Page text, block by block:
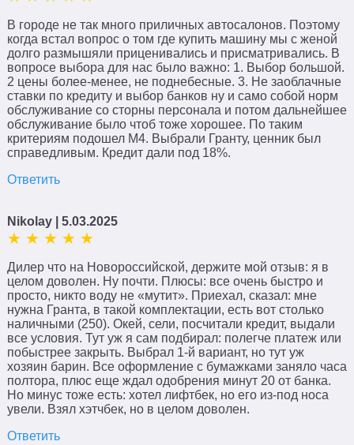
В городе не так много приличных автосалонов. Поэтому
когда встал вопрос о том где купить машину мы с женой
долго размышяли приценивались и присматривались. В
вопросе выбора для нас было важно: 1. Выбор большой.
2 цены более-менее, не поднебесные. 3. Не заоблачные
ставки по кредиту и выбор банков ну и само собой норм
обслуживание со сторны персонала и потом дальнейшее
обслуживание было чтоб тоже хорошее. По таким
критериям подошел М4. Выбрали Гранту, ценник был
справедливым. Кредит дали под 18%.
Ответить
Nikolay | 5.03.2025
Дилер что на Новороссийской, держите мой отзыв: я в
целом доволен. Ну почти. Плюсы: все очень быстро и
просто, никто воду не «мутит». Приехал, сказал: мне
нужна Гранта, в такой комплектации, есть вот столько
наличными (250). Окей, сели, посчитали кредит, выдали
все условия. Тут уж я сам подбирал: полегче платеж или
побыстрее закрыть. Выбрал 1-й вариант, но тут уж
хозяин барин. Все оформление с бумажками заняло часа
полтора, плюс еще ждал одобрения минут 20 от банка.
Но минус тоже есть: хотел лифтбек, но его из-под носа
увели. Взял хэтчбек, но в целом доволен.
Ответить